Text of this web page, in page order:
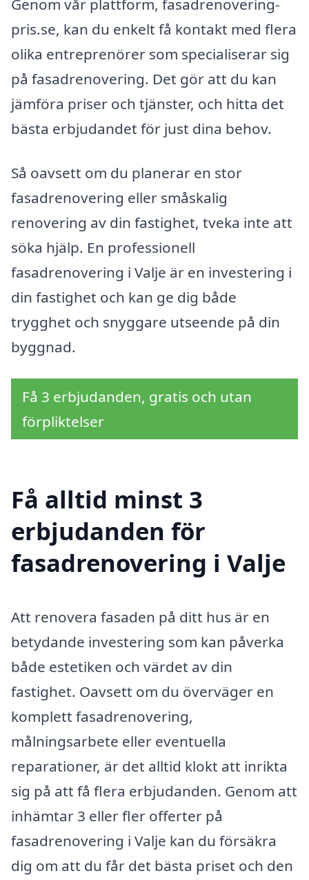
Genom vår plattform, fasadrenovering-
pris.se, kan du enkelt få kontakt med flera
olika entreprenörer som specialiserar sig
på fasadrenovering. Det gör att du kan
jämföra priser och tjänster, och hitta det
bästa erbjudandet för just dina behov.
Så oavsett om du planerar en stor
fasadrenovering eller småskalig
renovering av din fastighet, tveka inte att
söka hjälp. En professionell
fasadrenovering i Valje är en investering i
din fastighet och kan ge dig både
trygghet och snyggare utseende på din
byggnad.
Få 3 erbjudanden, gratis och utan
förpliktelser
Få alltid minst 3
erbjudanden för
fasadrenovering i Valje
Att renovera fasaden på ditt hus är en
betydande investering som kan påverka
både estetiken och värdet av din
fastighet. Oavsett om du överväger en
komplett fasadrenovering,
målningsarbete eller eventuella
reparationer, är det alltid klokt att inrikta
sig på att få flera erbjudanden. Genom att
inhämtar 3 eller fler offerter på
fasadrenovering i Valje kan du försäkra
dig om att du får det bästa priset och den